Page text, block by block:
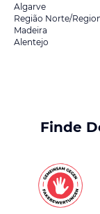
Algarve
Região Norte/
Madeira
Alentejo
Finde